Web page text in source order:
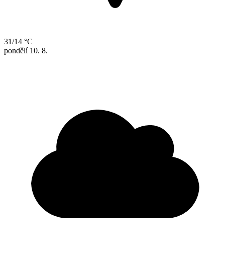
31/14 °C
pondělí 10. 8.